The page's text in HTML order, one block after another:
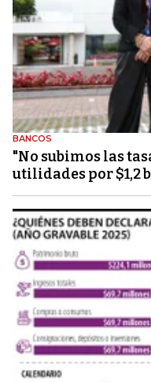
BANCOS
"No subimos las
utilidades por $1,2